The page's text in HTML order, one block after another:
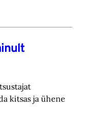
kitsas ja ühene